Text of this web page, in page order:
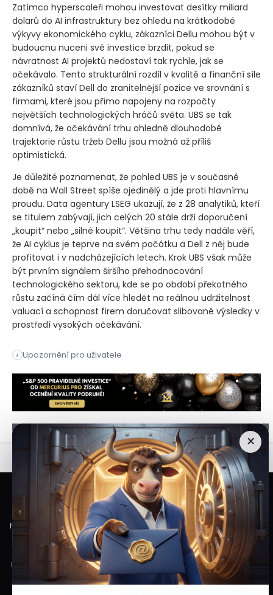
Zatímco hyperscaleři mohou investovat desítky miliard
dolarů do AI infrastruktury bez ohledu na krátkodobé
výkyvy ekonomického cyklu, zákazníci Dellu mohou být v
budoucnu nuceni své investice brzdit, pokud se
návratnost AI projektů nedostaví tak rychle, jak se
očekávalo. Tento strukturální rozdíl v kvalitě a finanční síle
zákazníků staví Dell do zranitelnější pozice ve srovnání s
firmami, které jsou přímo napojeny na rozpočty
největších technologických hráčů světa. UBS se tak
domnívá, že očekávání trhu ohledně dlouhodobé
trajektorie růstu tržeb Dellu jsou možná až příliš
optimistická.
Je důležité poznamenat, že pohled UBS je v současné
době na Wall Street spíše ojedinělý a jde proti hlavnímu
proudu. Data agentury LSEG ukazují, že z 28 analytiků, kteří
se titulem zabývají, jich celých 20 stále drží doporučení
„koupit“ nebo „silné koupit“. Většina trhu tedy nadále věří,
že AI cyklus je teprve na svém počátku a Dell z něj bude
profitovat i v nadcházejících letech. Krok UBS však může
být prvním signálem širšího přehodnocování
technologického sektoru, kde se po období překotného
růstu začíná čím dál více hledět na reálnou udržitelnost
valuací a schopnost firem doručovat slibované výsledky v
prostředí vysokých očekávání.
i Upozornění pro uživatele
Investiční banka UBS snížila doporučení pro akcie Dell na
×
Veškeré informace a materiály zveřejněné na internetových stránkách
Burzovního Světa vycházejí z veřejně dostupných a důvěryhodných zdrojů. Při
jejich zpracování je postupováno s odbornou péčí a cílem poskytovat čtenářům
objektivní, aktuální a srozumitelné informace. Obsah internetových stránek
slouží výhradně k informačním a vzdělávacím účelům. Nepředstavuje
individuální investiční doporučení, investiční poradenství ani nabídku či výzvu
ke koupi nebo prodeji konkrétních finančních nástrojů. Veškeré názory, odhady,